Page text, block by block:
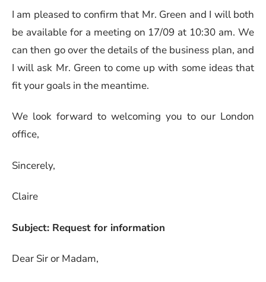
I am pleased to confirm that Mr. Green and I will both
be available for a meeting on 17/09 at 10:30 am. We
can then go over the details of the business plan, and
I will ask Mr. Green to come up with some ideas that
fit your goals in the meantime.
We look forward to welcoming you to our London
office,
Sincerely,
Claire
Subject: Request for information
Dear Sir or Madam,